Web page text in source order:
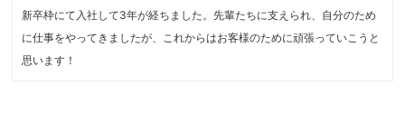
新卒枠にて入社して3年が経ちました。先輩たちに支えられ、自分のため
に仕事をやってきましたが、これからはお客様のために頑張っていこうと
思います！